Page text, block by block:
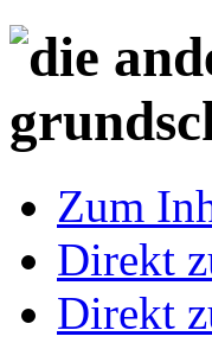
Zum
Direkt
Direkt